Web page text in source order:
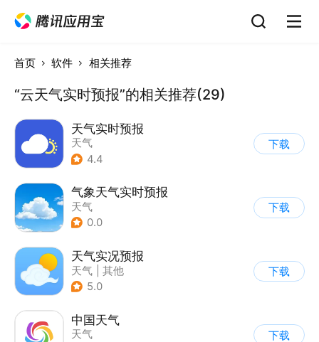
首页 软件 相关推荐
“云天气实时预报”的相关推荐(29)
天气实时预报
天气
4.4
下载
气象天气实时预报
天气
0.0
下载
天气实况预报
天气
其他
5.0
下载
中国天气
天气
下载